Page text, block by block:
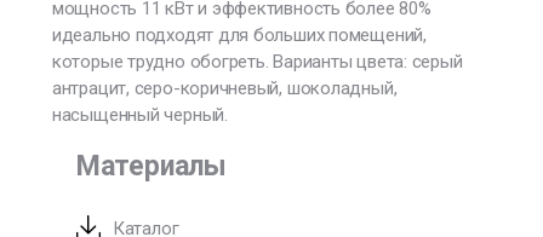
мощность 11 кВт и эффективность более 80%
идеально подходят для больших помещений,
которые трудно обогреть. Варианты цвета: серый
антрацит, серо-коричневый, шоколадный,
насыщенный черный.
Материалы
Каталог